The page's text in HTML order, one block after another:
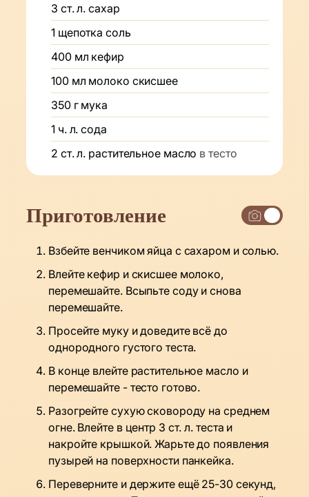
3 ст. л. сахар
1 щепотка соль
400 мл кефир
100 мл молоко скисшее
350 г мука
1 ч. л. сода
2 ст. л. растительное масло в тесто
Приготовление
Взбейте венчиком яйца с сахаром и солью.
Влейте кефир и скисшее молоко,
перемешайте. Всыпьте соду и снова
перемешайте.
Просейте муку и доведите всё до
однородного густого теста.
В конце влейте растительное масло и
перемешайте - тесто готово.
Разогрейте сухую сковороду на среднем
огне. Влейте в центр 3 ст. л. теста и
накройте крышкой. Жарьте до появления
пузырей на поверхности панкейка.
Переверните и держите ещё 25-30 секунд,